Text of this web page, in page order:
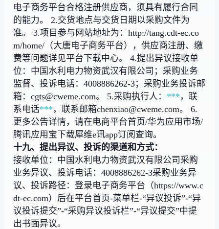
电子商务平台合格注册供应商，须具有履行合同
的能力。 2.交货地点与交货日期以采购文件为
准。 3.项目参与网站地址为：http://tang.cdt-ec.co
m/home/（大唐电子商务平台），供应商注册、缴
费等问题详见平台下载中心。 4.提出异议接收单
位：中国水利电力物资武汉有限公司；采购业务
监督、投诉电话：4008886262-3；采购业务投诉邮
箱：cgts@cweme.com。 5.采购执行人： *** ，联
系电话*** ，联系邮箱chenxiao@cweme.com。 6.
更多公告详情，请在电商平台首页/华为应用市场/
腾讯应用宝下载犀维e讯app订阅查询。
十九、提出异议、投诉的渠道和方式：
接收单位：中国水利电力物资武汉有限公司采购
业务异议、投诉电话：4008886262-3采购业务异
议、投诉路径：登录电子商务平台（https://www.c
dt-ec.com）后在平台首页-菜单栏-“异议投诉”-“异
议投诉提交”-“采购异议投诉栏”-“异议提交”中提
出书面异议。